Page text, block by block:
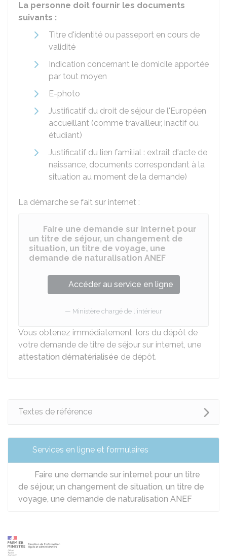
La personne doit fournir les documents
suivants :
Titre d'identité ou passeport en cours de
validité
Indication concernant le domicile apportée
par tout moyen
E-photo
Justificatif du droit de séjour de l'Européen
accueillant (comme travailleur, inactif ou
étudiant)
Justificatif du lien familial : extrait d'acte de
naissance, documents correspondant à la
situation au moment de la demande)
La démarche se fait sur internet :
Faire une demande sur internet pour
un titre de séjour, un changement de
situation, un titre de voyage, une
demande de naturalisation ANEF
Accéder au service en ligne
Ministère chargé de l'intérieur
Vous obtenez immédiatement, lors du dépôt de
votre demande de titre de séjour sur internet, une
attestation dématérialisée de dépôt.
Textes de référence
Services en ligne et formulaires
Faire une demande sur internet pour un titre
de séjour, un changement de situation, un titre de
voyage, une demande de naturalisation ANEF